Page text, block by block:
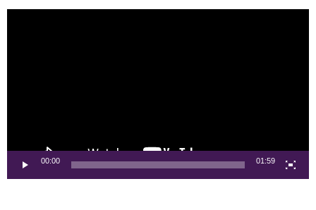
00:00 01:59